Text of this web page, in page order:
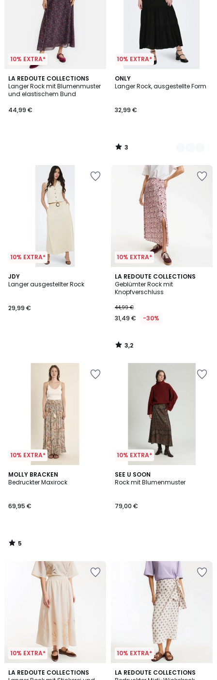
10% EXTRA*
LA REDOUTE COLLECTIONS
Langer Rock mit Blumenmuster
und elastischem Bund
44,99 €
10% EXTRA*
ONLY
Langer Rock, ausgestellte Form
32,99 €
3
/
2
Farben
3
/
10% EXTRA*
JDY
Langer ausgestellter Rock
29,99 €
10% EXTRA*
LA REDOUTE COLLECTIONS
Geblümter Rock mit
Knopfverschluss
44,99 €
31,49 € -30%
3,2
/ 5
3,2
/
10% EXTRA*
MOLLY BRACKEN
Bedruckter Maxirock
69,95 €
5
/
5
/
10% EXTRA*
SEE U SOON
Rock mit Blumenmuster
79,00 €
10% EXTRA*
LA REDOUTE COLLECTIONS
4,2
10% EXTRA*
LA REDOUTE COLLECTIONS
4,7